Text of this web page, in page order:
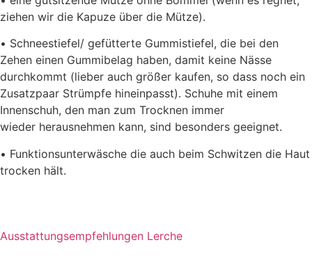
ziehen wir die Kapuze über die Mütze).
• Schneestiefel/ gefütterte Gummistiefel, die bei den
Zehen einen Gummibelag haben, damit keine Nässe
durchkommt (lieber auch größer kaufen, so dass noch ein
Zusatzpaar Strümpfe hineinpasst). Schuhe mit einem
Innenschuh, den man zum Trocknen immer
wieder herausnehmen kann, sind besonders geeignet.
• Funktionsunterwäsche die auch beim Schwitzen die Haut
trocken hält.
Ausstattungsempfehlungen Lerche